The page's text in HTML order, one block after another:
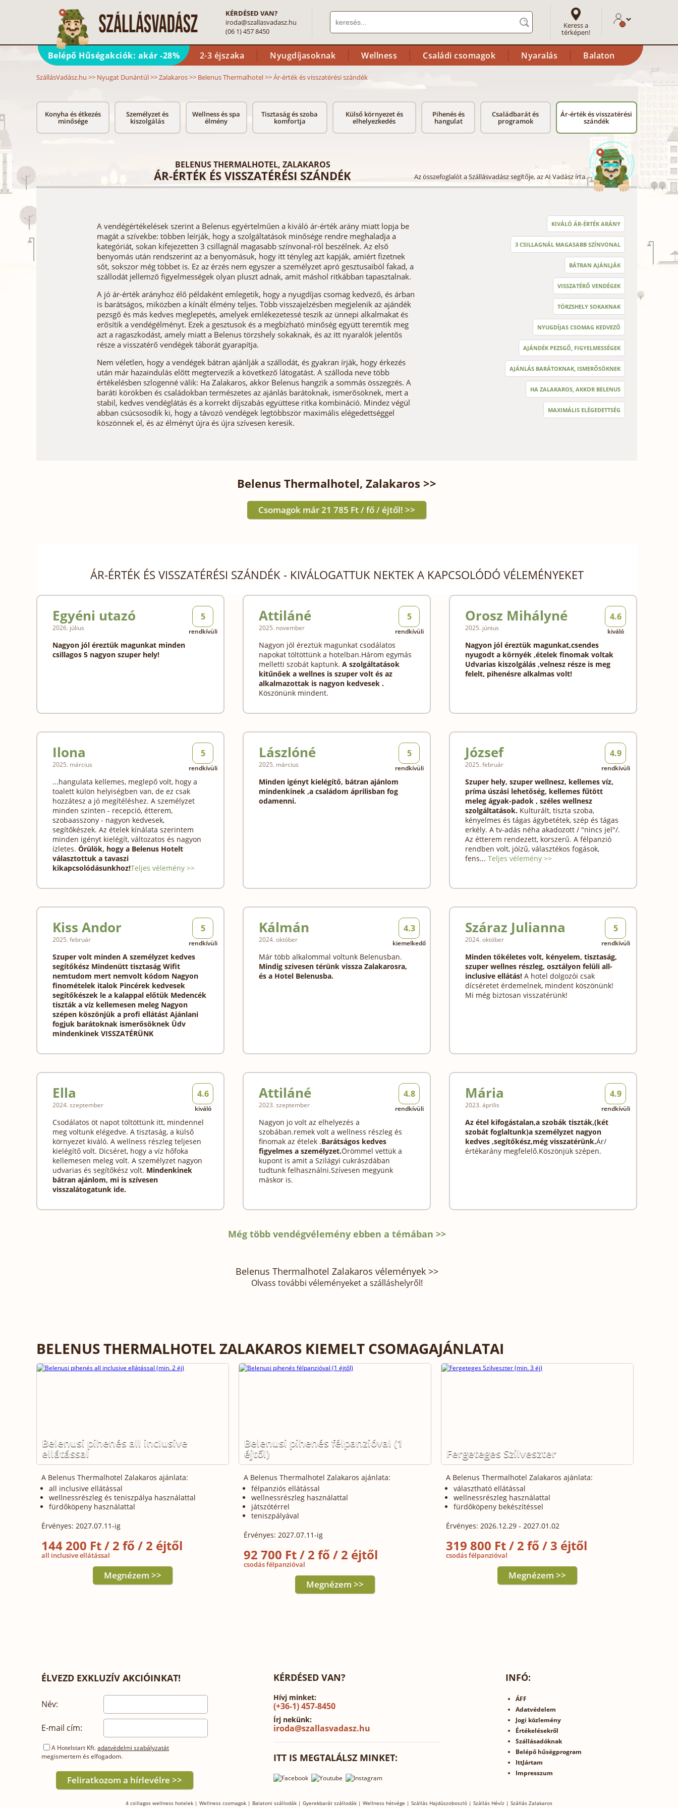
KÉRDÉSED VAN?
iroda@szallasvadasz.hu
(06 1) 457 8450
Keress a
térképen!
Belépő Hűségakciók: akár -28% 2-3 éjszaka Nyugdíjasoknak Wellness Családi csomagok Nyaralás Balaton
SzállásVadász.hu >> Nyugat Dunántúl>>Zalakaros>> Belenus Thermalhotel>>Ár-érték és visszatérési szándék
Konyha és étkezés
minősége
Személyzet és
kiszolgálás
Wellness és spa
élmény
Tisztaság és szoba
komfortja
Külső környezet és
elhelyezkedés
Pihenés és
hangulat
Családbarát és
programok
Ár-érték és visszatérési
szándék
BELENUS THERMALHOTEL, ZALAKAROS
ÁR-ÉRTÉK ÉS VISSZATÉRÉSI SZÁNDÉK Az összefoglalót a Szállásvadász segítője, az AI Vadász írta.
A vendégértékelések szerint a Belenus egyértelműen a kiváló ár-érték arány miatt lopja be
magát a szívekbe: többen leírják, hogy a szolgáltatások minősége rendre meghaladja a
kategóriát, sokan kifejezetten 3 csillagnál magasabb színvonal-ról beszélnek. Az első
benyomás után rendszerint az a benyomásuk, hogy itt tényleg azt kapják, amiért fizetnek
sőt, sokszor még többet is. Ez az érzés nem egyszer a személyzet apró gesztusaiból fakad, a
szállodát jellemző figyelmességek olyan pluszt adnak, amit máshol ritkábban tapasztalnak.
A jó ár-érték arányhoz élő példaként emlegetik, hogy a nyugdíjas csomag kedvező, és árban
is barátságos, miközben a kínált élmény teljes. Több visszajelzésben megjelenik az ajándék
pezsgő és más kedves meglepetés, amelyek emlékezetessé teszik az ünnepi alkalmakat és
erősítik a vendégélményt. Ezek a gesztusok és a megbízható minőség együtt teremtik meg
azt a ragaszkodást, amely miatt a Belenus törzshely sokaknak, és az itt nyaralók jelentős
része a visszatérő vendégek táborát gyarapítja.
Nem véletlen, hogy a vendégek bátran ajánlják a szállodát, és gyakran írják, hogy érkezés
után már hazaindulás előtt megtervezik a következő látogatást. A szálloda neve több
értékelésben szlogenné válik: Ha Zalakaros, akkor Belenus hangzik a sommás összegzés. A
baráti körökben és családokban természetes az ajánlás barátoknak, ismerősöknek, mert a
stabil, kedves vendéglátás és a korrekt díjszabás együttese ritka kombináció. Mindez végül
abban csúcsosodik ki, hogy a távozó vendégek legtöbbször maximális elégedettséggel
köszönnek el, és az élményt újra és újra szívesen keresik.
KIVÁLÓ ÁR-ÉRTÉK ARÁNY
3 CSILLAGNÁL MAGASABB SZÍNVONAL
BÁTRAN AJÁNLJÁK
VISSZATÉRŐ VENDÉGEK
TÖRZSHELY SOKAKNAK
NYUGDÍJAS CSOMAG KEDVEZŐ
AJÁNDÉK PEZSGŐ, FIGYELMESSÉGEK
AJÁNLÁS BARÁTOKNAK, ISMERŐSÖKNEK
HA ZALAKAROS, AKKOR BELENUS
MAXIMÁLIS ELÉGEDETTSÉG
Belenus Thermalhotel, Zalakaros >>
Csomagok már 21 785 Ft / fő / éjtől! >>
ÁR-ÉRTÉK ÉS VISSZATÉRÉSI SZÁNDÉK - KIVÁLOGATTUK NEKTEK A KAPCSOLÓDÓ VÉLEMÉNYEKET
Egyéni utazó
2026. július
Nagyon jól éreztük magunkat minden
csillagos 5 nagyon szuper hely!
5
rendkívüli
Attiláné
2025. november
Nagyon jól éreztük magunkat csodálatos
napokat töltöttünk a hotelban.Három egymás
melletti szobát kaptunk. A szolgáltatások
kitűnőek a wellnes is szuper volt és az
alkalmazottak is nagyon kedvesek .
Köszönünk mindent.
5
rendkívüli
Orosz Mihályné
2025. június
Nagyon jól éreztük magunkat,csendes
nyugodt a környék ,ételek finomak voltak
Udvarias kiszolgálás ,velnesz része is meg
felelt, pihenésre alkalmas volt!
4.6
kiváló
Ilona
2025. március
...hangulata kellemes, meglepő volt, hogy a
toalett külön helyiségben van, de ez csak
hozzátesz a jó megítéléshez. A személyzet
minden szinten - recepció, étterem,
szobaasszony - nagyon kedvesek,
segítőkészek. Az ételek kínálata szerintem
minden igényt kielégít, változatos és nagyon
ízletes. Örülök, hogy a Belenus Hotelt
választottuk a tavaszi
kikapcsolódásunkhoz!Teljes vélemény >>
5
rendkívüli
Lászlóné
2025. március
Minden igényt kielégítő, bátran ajánlom
mindenkinek ,a családom áprilisban fog
odamenni.
5
rendkívüli
József
2025. február
Szuper hely, szuper wellnesz, kellemes víz,
príma úszási lehetőség, kellemes fűtött
meleg ágyak-padok , széles wellnesz
szolgáltatások.Kulturált, tiszta szoba,
kényelmes és tágas ágybetétek, szép és tágas
erkély. A tv-adás néha akadozott / "nincs jel"/.
Az étterem rendezett, korszerű. A félpanzió
rendben volt, jóízű, választékos fogások,
fens... Teljes vélemény >>
4.9
rendkívüli
Kiss Andor
2025. február
Szuper volt minden A személyzet kedves
segítőkész Mindenütt tisztaság Wifit
nemtudom mert nemvolt kódom Nagyon
finomételek italok Pincérek kedvesek
segítőkészek le a kalappal előtük Medencék
tiszták a víz kellemesen meleg Nagyon
szépen köszönjük a profi ellátást Ajánlani
fogjuk barátoknak ismerősöknek Üdv
mindenkinek VISSZATÉRÜNK
5
rendkívüli
Kálmán
2024. október
Már több alkalommal voltunk Belenusban.
Mindig szivesen térünk vissza Zalakarosra,
és a Hotel Belenusba.
4.3
kiemelkedő
Száraz Julianna
2024. október
Minden tökéletes volt, kényelem, tisztaság,
szuper wellnes részleg, osztályon felüli all-
inclusive ellátás!A hotel dolgozói csak
dícséretet érdemelnek, mindent köszönünk!
Mi még biztosan visszatérünk!
5
rendkívüli
Ella
2024. szeptember
Csodálatos öt napot töltöttünk itt, mindennel
meg voltunk elégedve. A tisztaság, a külső
környezet kiváló. A wellness részleg teljesen
kielégítő volt. Dicséret, hogy a víz hőfoka
kellemesen meleg volt. A személyzet nagyon
udvarias és segítőkész volt. Mindenkinek
bátran ajánlom, mi is szívesen
visszalátogatunk ide.
4.6
kiváló
Attiláné
2023. szeptember
Nagyon jo volt az elhelyezés a
szobában.remek volt a wellness részleg és
finomak az ételek .Barátságos kedves
figyelmes a személyzet.Örömmel vettük a
kupont is amit a Szilágyi cukrászdában
tudtunk felhasználni.Szívesen megyünk
máskor is.
4.8
rendkívüli
Mária
2023. április
Az étel kifogástalan,a szobák tiszták,(két
szobát foglaltunk)a személyzet nagyon
kedves ,segítőkész,még visszatérünk.Ár/
értékarány megfelelő.Köszönjük szépen.
4.9
rendkívüli
Még több vendégvélemény ebben a témában >>
Belenus Thermalhotel Zalakaros vélemények >>
Olvass további véleményeket a szálláshelyről!
BELENUS THERMALHOTEL ZALAKAROS KIEMELT CSOMAGAJÁNLATAI
Belenusi pihenés all inclusive
ellátással
Belenusi pihenés félpanzióval (1
éjtől) Fergeteges Szilveszter
A Belenus Thermalhotel Zalakaros ajánlata:
all inclusive ellátással
wellnessrészleg és teniszpálya használattal
fürdőköpeny használattal
Érvényes: 2027.07.11-ig
144 200 Ft / 2 fő / 2 éjtől
all inclusive ellátással
Megnézem >>
A Belenus Thermalhotel Zalakaros ajánlata:
félpanziós ellátással
wellnessrészleg használattal
játszótérrel
teniszpályával
Érvényes: 2027.07.11-ig
92 700 Ft / 2 fő / 2 éjtől
csodás félpanzióval
Megnézem >>
A Belenus Thermalhotel Zalakaros ajánlata:
választható ellátással
wellnessrészleg használattal
fürdőköpeny bekészítéssel
Érvényes: 2026.12.29 - 2027.01.02
319 800 Ft / 2 fő / 3 éjtől
csodás félpanzióval
Megnézem >>
ÉLVEZD EXKLUZÍV AKCIÓINKAT!
Név:
E-mail cím:
A Hotelstart Kft.adatvédelmi szabályzatát
megismertem és elfogadom.
KÉRDÉSED VAN?
Hívj minket:
(+36-1) 457-8450
Írj nekünk:
iroda@szallasvadasz.hu
ITT IS MEGTALÁLSZ MINKET:
INFÓ:
ÁFF
Adatvédelem
Jogi közlemény
Értékelésekről
Szállásadóknak
Belépő hűségprogram
IttJártam
Impresszum
4 csillagos wellness hotelek | Wellness csomagok | Balatoni szállodák | Gyerekbarát szállodák | Wellness hétvége | Szállás Hajdúszoboszló | Szállás Hévíz | Szállás Zalakaros